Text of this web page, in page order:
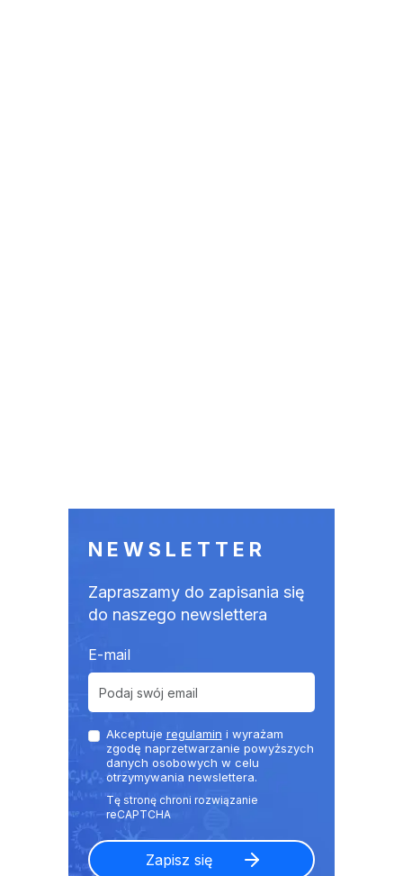
NEWSLETTER
Zapraszamy do zapisania się
do naszego newslettera
E-mail
Akceptuje regulamin i wyrażam
zgodę naprzetwarzanie powyższych
danych osobowych w celu
otrzymywania newslettera.